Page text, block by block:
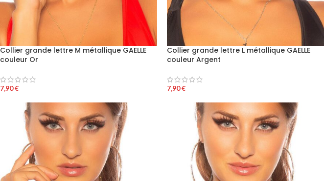
Collier grande lettre M métallique GAELLE
couleur Or
7,90€
Collier grande lettre L métallique GAELLE
couleur Argent
7,90€